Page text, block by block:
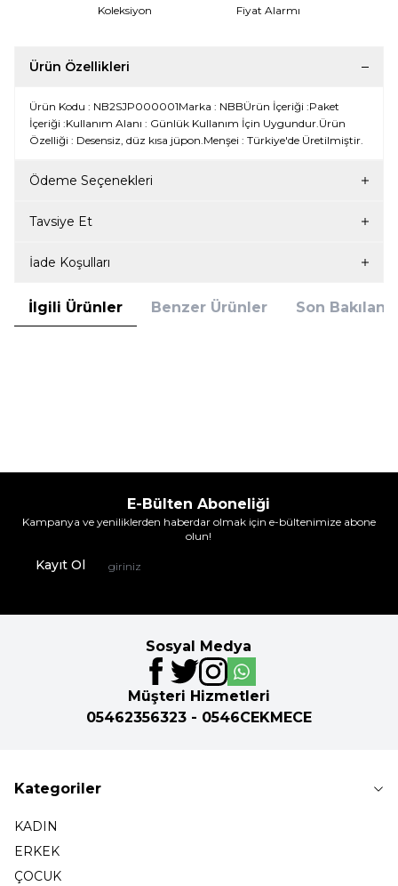
Koleksiyon Fiyat Alarmı
Ürün Özellikleri
Ürün Kodu : NB2SJP000001Marka : NBBÜrün İçeriği :Paket
İçeriği :Kullanım Alanı : Günlük Kullanım İçin Uygundur.Ürün
Özelliği : Desensiz, düz kısa jüpon.Menşei : Türkiye'de Üretilmiştir.
Ödeme Seçenekleri
Tavsiye Et
İade Koşulları
İlgili Ürünler Benzer Ürünler Son
E-Bülten Aboneliği
Kampanya ve yeniliklerden haberdar olmak için e-bültenimize abone
olun!
Kayıt Ol
Sosyal Medya
Müşteri Hizmetleri
05462356323 - 0546CEKMECE
Kategoriler
KADIN
ERKEK
ÇOCUK